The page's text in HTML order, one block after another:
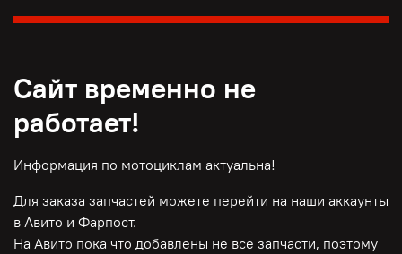
Сайт временно не
работает!
Информация по мотоциклам актуальна!
Для заказа запчастей можете перейти на наши аккаунты
в Авито и Фарпост.
На Авито пока что добавлены не все запчасти, поэтому